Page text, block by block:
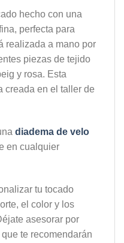
hecho con una
perfecta para
realizada a mano por
piezas de tejido
y rosa. Esta
creada en el taller de
diadema de velo
en cualquier
tu tocado
el color y los
asesorar por
te recomendarán